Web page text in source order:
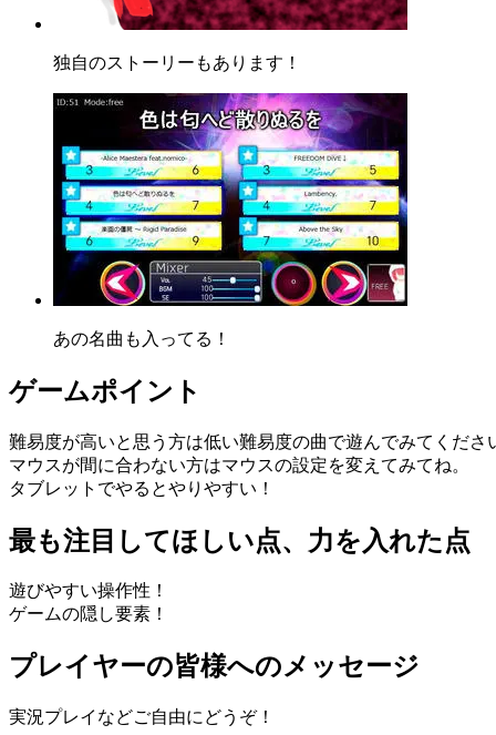
独自のストーリーもあります！
あの名曲も入ってる！
ゲームポイント
難易度が高いと思う方は低い難易度の曲で遊んでみてくださ
マウスが間に合わない方はマウスの設定を変えてみてね。
タブレットでやるとやりやすい！
最も注目してほしい点、力を入れた点
遊びやすい操作性！
ゲームの隠し要素！
プレイヤーの皆様へのメッセージ
実況プレイなどご自由にどうぞ！